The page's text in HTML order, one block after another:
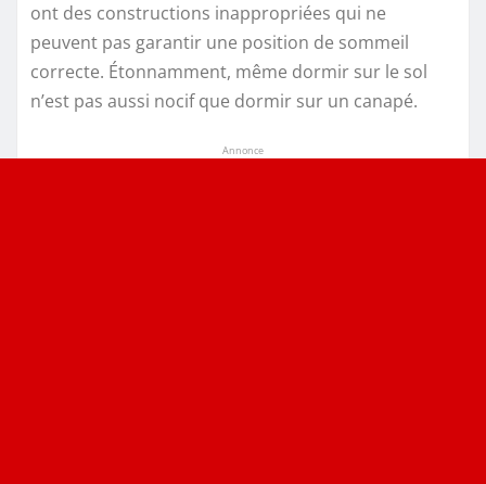
ont des constructions inappropriées qui ne
peuvent pas garantir une position de sommeil
correcte. Étonnamment, même dormir sur le sol
n’est pas aussi nocif que dormir sur un canapé.
Annonce